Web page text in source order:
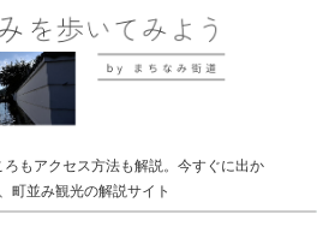
もアクセス方法も解説。今すぐに出か
町並み観光の解説サイト